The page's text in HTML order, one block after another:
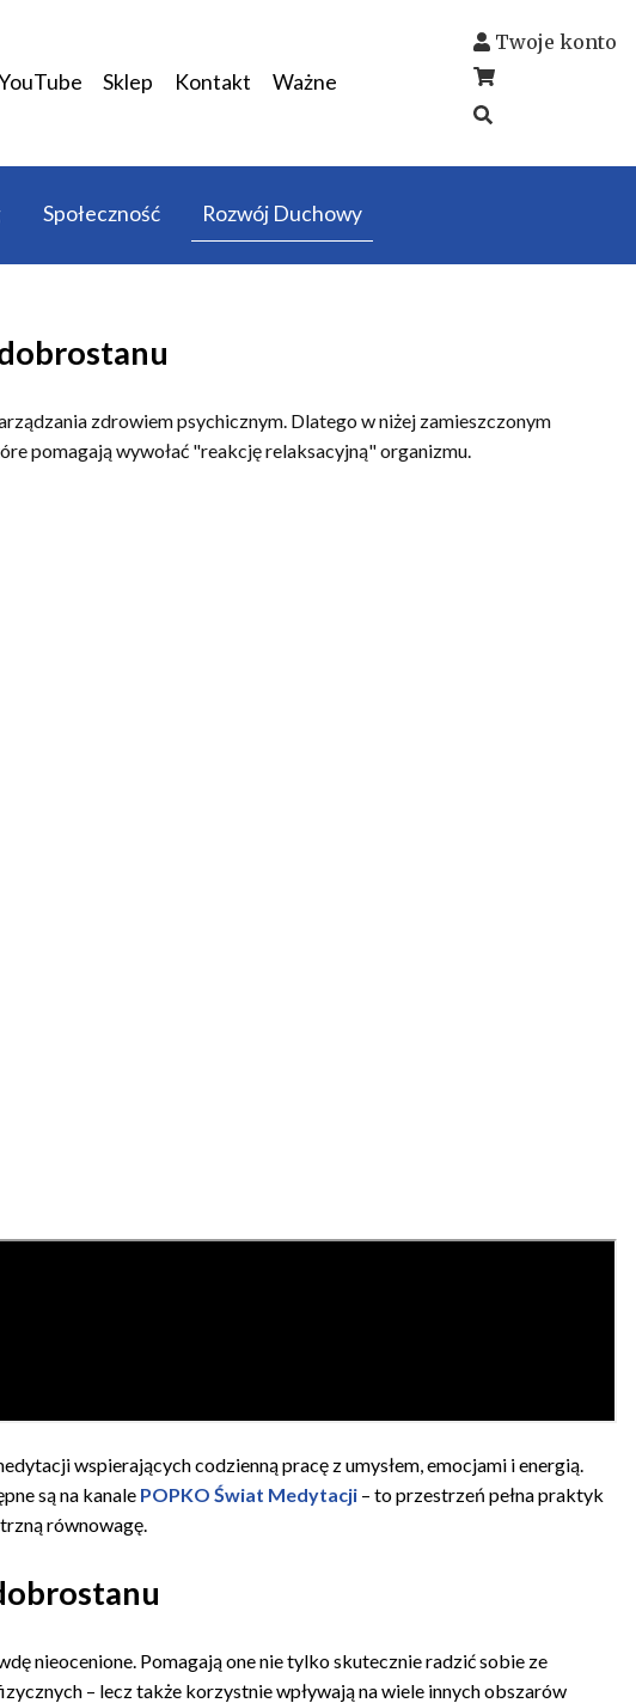
Sklep Kontakt Ważne
Twoje konto
Społeczność Rozwój Duchowy
zdrowiem psychicznym. Dlatego w niżej zamieszczonym
pomagają wywołać "reakcję relaksacyjną" organizmu.
wspierających codzienną pracę z umysłem, emocjami i energią.
są na kanale POPKO Świat Medytacji – to przestrzeń pełna praktyk
równowagę.
nieocenione. Pomagają one nie tylko skutecznie radzić sobie ze
– lecz także korzystnie wpływają na wiele innych obszarów